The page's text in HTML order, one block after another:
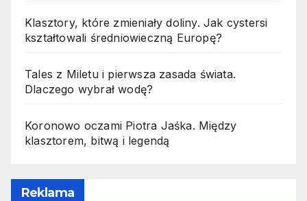
Klasztory, które zmieniały doliny. Jak cystersi
kształtowali średniowieczną Europę?
Tales z Miletu i pierwsza zasada świata.
Dlaczego wybrał wodę?
Koronowo oczami Piotra Jaśka. Między
klasztorem, bitwą i legendą
Reklama